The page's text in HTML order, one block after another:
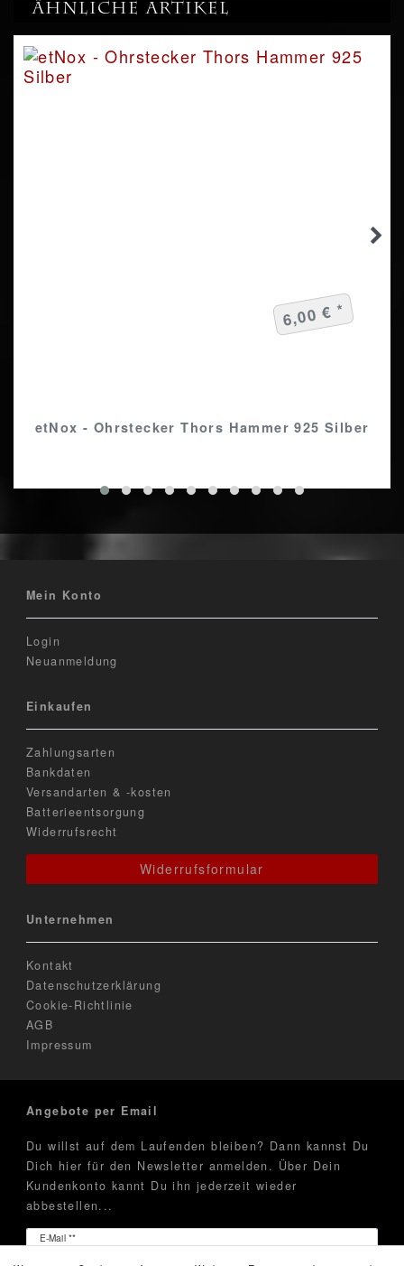
Ähnliche Artikel
etNox - Ohrstecker Thors Hammer 925 Silber
6,00 € *
Mein Konto
Login
Neuanmeldung
Einkaufen
Zahlungsarten
Bankdaten
Versandarten & -kosten
Batterieentsorgung
Widerrufsrecht
Widerrufsformular
Unternehmen
Kontakt
Datenschutzerklärung
Cookie-Richtlinie
AGB
Impressum
Angebote per Email
Du willst auf dem Laufenden bleiben? Dann kannst Du
Dich hier für den Newsletter anmelden. Über Dein
Kundenkonto kannt Du ihn jederzeit wieder
abbestellen...
E-Mail **
Newsletter